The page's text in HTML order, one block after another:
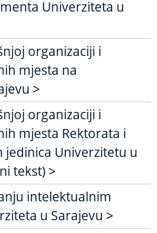
Univerziteta u
organizaciji i
mjesta na
>
organizaciji i
mjesta Rektorata i
Univerzitetu u
tekst) >
intelektualnim
u Sarajevu >